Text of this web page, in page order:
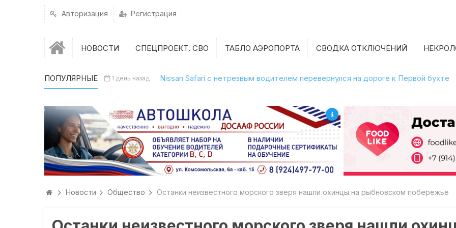
Авторизация Регистрация
НОВОСТИ СПЕЦПРОЕКТ. СВО ТАБЛО АЭРОПОРТА СВОДКА ОТКЛЮЧЕНИЙ
ПОПУЛЯРНЫЕ 1 день назад Nissan Safari с нетрезвым водителем перевернулся на дороге к Первой бухте
Новости Общество Останки неизвестного морского зверя нашли охинцы на рыбновском побережье